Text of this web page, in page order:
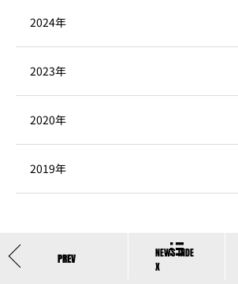
2024年
2023年
2020年
2019年